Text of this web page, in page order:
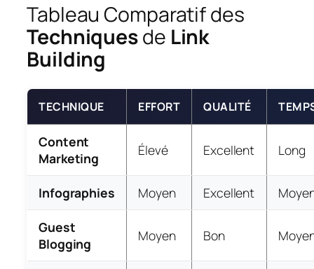
Tableau Comparatif des
Techniquesde Link
Building
TECHNIQUE EFFORT QUALITÉ
Content
Marketing
Élevé Excellent Long
Infographies Moyen Excellent
Guest
Blogging
Moyen Bon